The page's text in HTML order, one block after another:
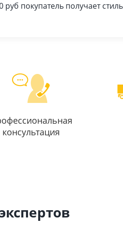
pуб покупатель получает
консультация